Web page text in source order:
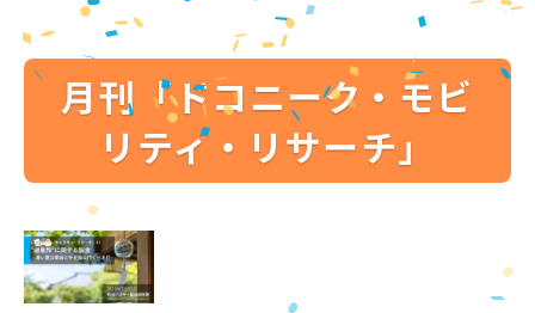
月刊「ドコニーク・モビ
リティ・リサーチ」